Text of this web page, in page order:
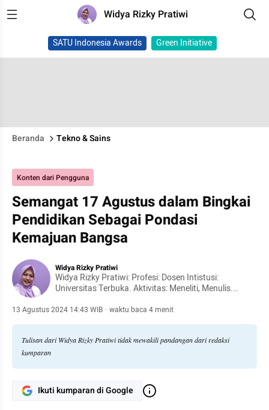
Widya Rizky Pratiwi
SATU Indonesia Awards Green Initiative
Beranda Tekno & Sains
Konten dari Pengguna
Semangat 17 Agustus dalam Bingkai
Pendidikan Sebagai Pondasi
Kemajuan Bangsa
Widya Rizky Pratiwi
Widya Rizky Pratiwi: Profesi: Dosen Intistusi:
Universitas Terbuka. Aktivitas: Meneliti, Menulis.
Inggris, Strategi Belajar, Inovasi Pengajaran,
13 Agustus 2024 14:43 WIB · waktu baca 4 menit
Tulisan dari Widya Rizky Pratiwi tidak mewakili pandangan dari redaksi
kumparan
Ikuti kumparan di Google